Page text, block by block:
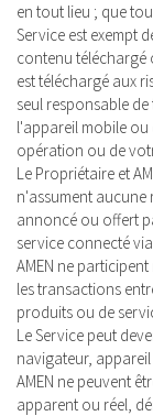
en tout lieu ; que
Service est exempt
contenu téléchargé
est téléchargé aux
seul responsable
l'appareil mobile ou
opération ou de
Le Propriétaire et
n'assument
annoncé ou offert
service connecté
AMEN ne
les transactions
produits ou de
Le Service peut
navigateur,
AMEN ne peuvent
apparent ou réel,